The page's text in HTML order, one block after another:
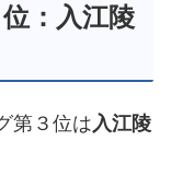
：入江陵
第３位は入江陵